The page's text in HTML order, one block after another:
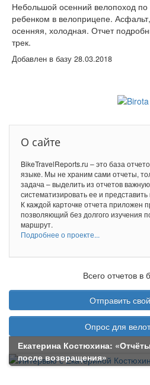
Небольшой осенний велопоход
ребенком в велоприцепе.
осенняя, холодная. Отчет
трек.
Добавлен в базу 28.03.2018
О сайте
BikeTravelReports.ru – это база
языке. Мы не храним сами отчеты,
задача – выделить из отчетов
систематизировать ее и
К каждой карточке отчета приложен
позволяющий без долгого изучения
маршрут.
Подробнее о проекте...
Всего отчетов в
Отправить
Опрос для
Екатерина Костюхина:
после возвращения»